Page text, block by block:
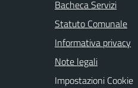
Bacheca Servizi
Statuto Comunale
Informativa privacy
Note legali
Impostazioni Cookie